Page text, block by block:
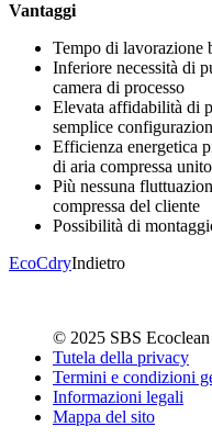
Vantaggi
Tempo di lavorazione
Inferiore necessità di
camera di processo
Elevata affidabilità di
semplice
Efficienza energetica
di aria compressa
Più nessuna
compressa del cliente
Possibilità di
EcoCdryIndietro
© 2025 SBS
Tutela della privacy
Termini e condizioni
Informazioni legali
Mappa del sito